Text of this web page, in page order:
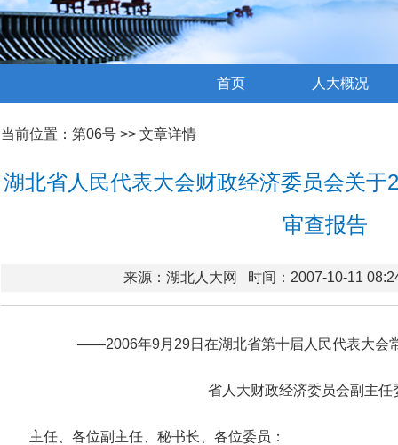
首页 人大概况
当前位置： 第06号 >> 文章详情
湖北省人民代表大会财政经济委员会关于
审查报告
来源：湖北人大网 时间：2007-10-11
——2006年9月29日在湖北省第十届人民代表大会
省人大财政经济委员会副主
主任、各位副主任、秘书长、各位委员：